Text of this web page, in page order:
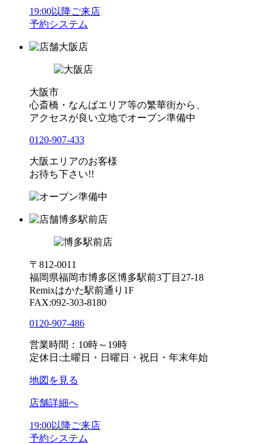
19:00以降ご来店
予約システム
大阪店
大阪市
心斎橋・なんばエリア等の繁華街から、
アクセスが良い立地でオープン準備中
0120-907-433
大阪エリアのお客様
お待ち下さい!!
博多駅前店
〒812-0011
福岡県福岡市博多区博多駅前3丁目27-18
Remixはかた駅前通り1F
FAX:092-303-8180
0120-907-486
営業時間：10時～19時
定休日:土曜日・日曜日・祝日・年末年始
地図を見る
店舗詳細へ
19:00以降ご来店
予約システム